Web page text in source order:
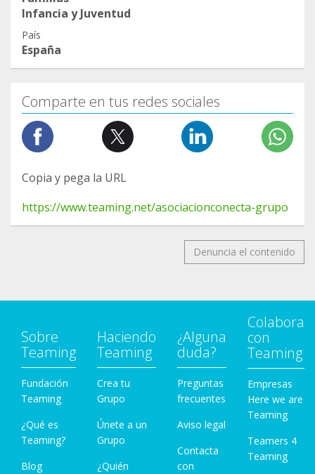
Infancia y Juventud
País
España
Comparte en tus redes sociales
Copia y pega la URL
https://www.teaming.net/asociacionconecta-grupo
Denuncia el contenido
Sobre
Teaming
Fundación
Teaming
¿Qué es
Teaming?
Blog
Haciendo
Teaming
Crea tu
Grupo
Únete a un
Grupo
¿Quién
¿Alguna
duda?
Preguntas
frecuentes
Aviso legal
Contacta
con
Colabora
con
Teaming
Empresas
Here we are
Teaming
Teamers 4
Teaming